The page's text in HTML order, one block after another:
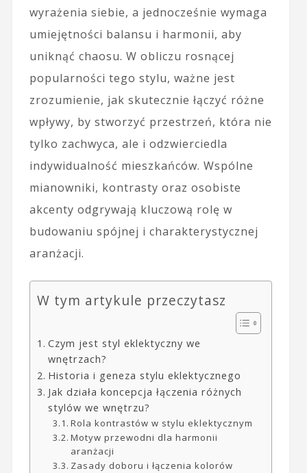
wyrażenia siebie, a jednocześnie wymaga
umiejętności balansu i harmonii, aby
uniknąć chaosu. W obliczu rosnącej
popularności tego stylu, ważne jest
zrozumienie, jak skutecznie łączyć różne
wpływy, by stworzyć przestrzeń, która nie
tylko zachwyca, ale i odzwierciedla
indywidualność mieszkańców. Wspólne
mianowniki, kontrasty oraz osobiste
akcenty odgrywają kluczową rolę w
budowaniu spójnej i charakterystycznej
aranżacji.
W tym artykule przeczytasz
Czym jest styl eklektyczny we
wnętrzach?
Historia i geneza stylu eklektycznego
Jak działa koncepcja łączenia różnych
stylów we wnętrzu?
Rola kontrastów w stylu eklektycznym
Motyw przewodni dla harmonii
aranżacji
Zasady doboru i łączenia kolorów